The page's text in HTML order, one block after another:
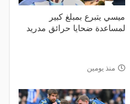
ميسي يتبرع بمبلغ كبير
لمساعدة ضحايا حرائق مدريد
منذ يومين